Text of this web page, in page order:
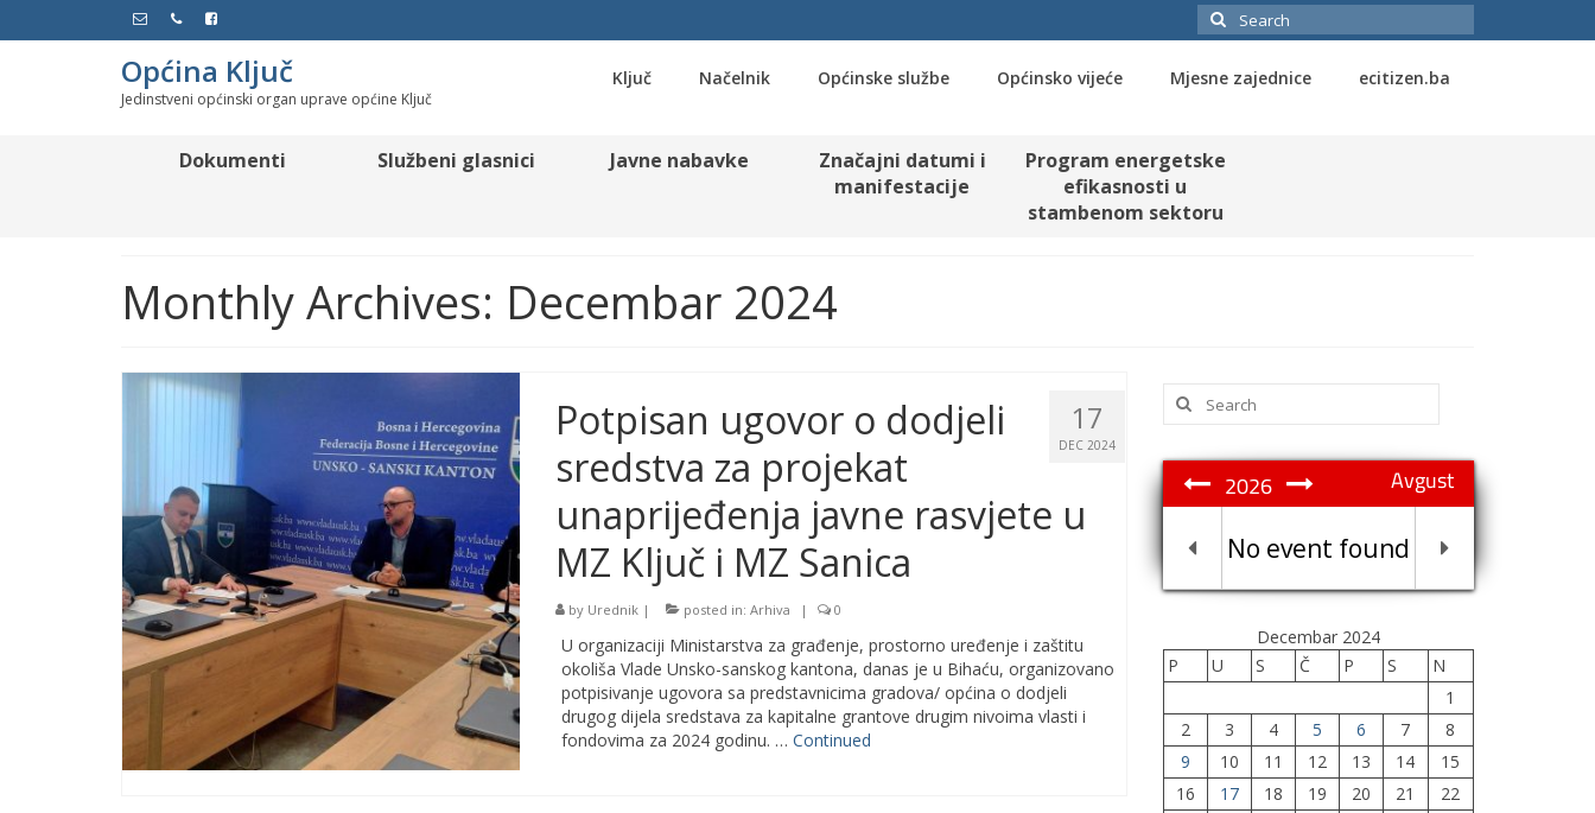
Search
for:
Općina Ključ
Jedinstveni općinski organ uprave općine Ključ
Ključ Načelnik Općinske službe Općinsko vijeće Mjesne zajednice ecitizen.ba
Dokumenti Službeni glasnici Javne nabavke
Značajni datumi i
manifestacije
Program energetske
efikasnosti u
stambenom sektoru
Monthly Archives: Decembar 2024
17
DEC 2024
Potpisan ugovor o dodjeli
sredstva za projekat
unaprijeđenja javne rasvjete u
MZ Ključ i MZ Sanica
by Urednik| posted in: Arhiva | 0
U organizaciji Ministarstva za građenje, prostorno uređenje i zaštitu
okoliša Vlade Unsko-sanskog kantona, danas je u Bihaću, organizovano
potpisivanje ugovora sa predstavnicima gradova/ općina o dodjeli
drugog dijela sredstava za kapitalne grantove drugim nivoima vlasti i
fondovima za 2024 godinu. … Continued
Search
for:
Avgust
2026
No event found
Decembar 2024
P
U S Č P S
N
1
2
3 4 5 6 7
8
9
10 11 12 13 14
15
16
17 18 19 20 21
22